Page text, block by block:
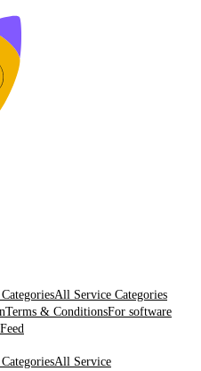
All Service Categories
Terms & ConditionsFor software
All Service